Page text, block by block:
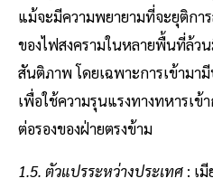
แม้จะมีความพยายามที่จะยุติกา
ของไฟสงครามในหลายพื้นที่ล้ว
สันติภาพ โดยเฉพาะการเข้าม
เพื่อใช้ความรุนแรงทางทหารเ
ต่อรองของฝ่ายตรงข้าม
1.5. ตัวแปรระหว่างประเทศ : เ